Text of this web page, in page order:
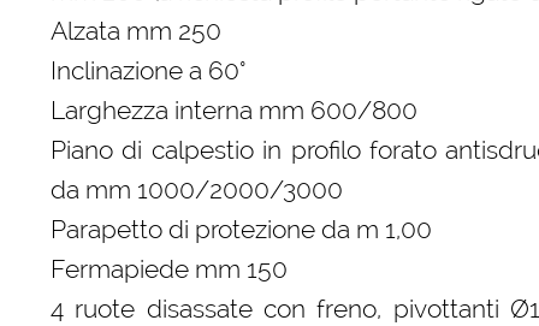
Alzata mm 250
Inclinazione a 60°
Larghezza interna mm 600/800
Piano di calpestio in profilo forato
da mm 1000/2000/3000
Parapetto di protezione da m 1,00
Fermapiede mm 150
4 ruote disassate con freno, pivottanti